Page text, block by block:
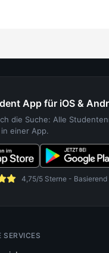
App für iOS &
die Suche: Alle
einer App.
4,75/5 Sterne -
SERVICES